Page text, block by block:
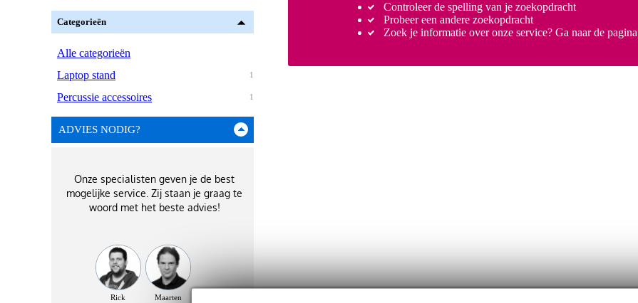
Categorieën
Alle categorieën
1
Laptop stand
1
Percussie accessoires
ADVIES NODIG?
Onze specialisten geven je de best
mogelijke service. Zij staan je graag te
woord met het beste advies!
Rick Maarten
Controleer de spelling van je zoekopdracht
Probeer een andere zoekopdracht
Zoek je informatie over onze service? Ga naar de pagina